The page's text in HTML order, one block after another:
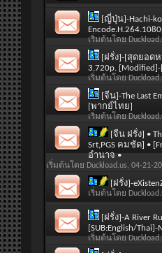
[ญี่ปุ่น]-Hachi-
เริ่มต้นโดย
[ฝรั่ง]-[สุดยอดห
3.720p.
เริ่มต้นโดย
[จีน]-The Last
[พากย์ไทย]
เริ่มต้นโดย
[จีน ฝรั่ง] •
Srt,PGS คมชัด] •
อำนาจ •
เริ่มต้นโดย Duckload.us, 04-21-
[ฝรั่ง]-
เริ่มต้นโดย
[ฝรั่ง]-A River
[SUB:English/
เริ่มต้นโดย